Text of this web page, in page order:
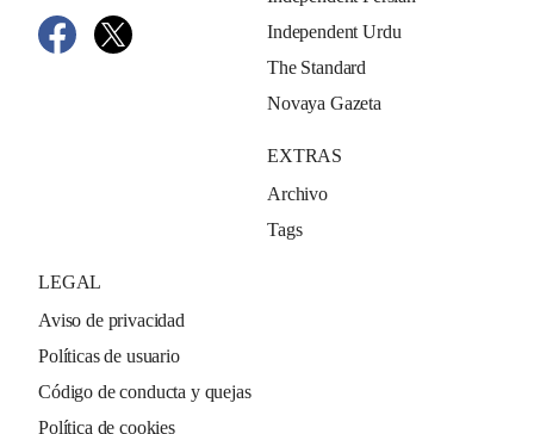
Independent Urdu
The Standard
Novaya Gazeta
EXTRAS
Archivo
Tags
LEGAL
Aviso de privacidad
Políticas de usuario
Código de conducta y quejas
Política de cookies